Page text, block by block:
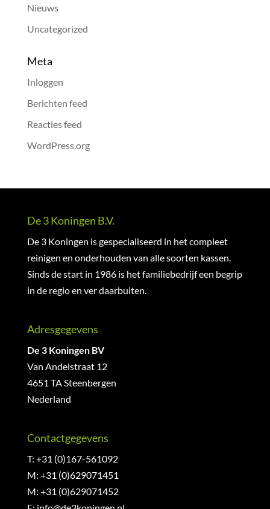
Nieuws
Uncategorized
Meta
Inloggen
Berichten feed
Reacties feed
WordPress.org
De 3 Koningen B.V.
De 3 Koningen is gespecialiseerd in het compleet
reinigen en onderhouden van alle soorten kassen.
Sinds de start in 1986 is het familiebedrijf een begrip
in de regio en ver daarbuiten.
Adresgegevens
De 3 Koningen BV
Van Andelstraat 12
4651 TA Steenbergen
Nederland
Contactgegevens
T: +31 (0)167-561092
M: +31 (0)629071451
M: +31 (0)629071452